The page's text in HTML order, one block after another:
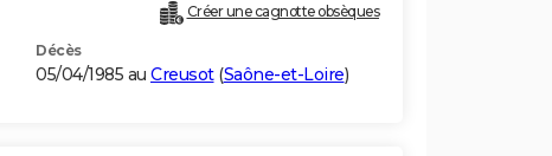
Créer une cagnotte obsèques
Décès
05/04/1985 au Creusot(Saône-et-Loire)